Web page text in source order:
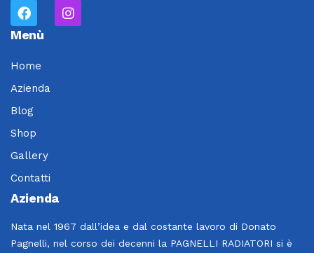
Menù
Home
Azienda
Blog
Shop
Gallery
Contatti
Azienda
Nata nel 1967 dall’idea e dal costante lavoro di Donato
Pagnelli, nel corso dei decenni la PAGNELLI RADIATORI si è